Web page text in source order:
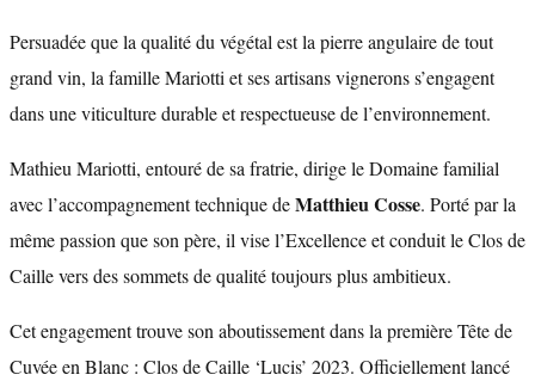
Persuadée que la qualité du végétal est la pierre angulaire de tout
grand vin, la famille Mariotti et ses artisans vignerons s’engagent
dans une viticulture durable et respectueuse de l’environnement.
Mathieu Mariotti, entouré de sa fratrie, dirige le Domaine familial
avec l’accompagnement technique deMatthieu Cosse. Porté par la
même passion que son père, il vise l’Excellence et conduit le Clos de
Caille vers des sommets de qualité toujours plus ambitieux.
Cet engagement trouve son aboutissement dans la première Tête de
Cuvée en Blanc : Clos de Caille ‘Lucis’ 2023. Officiellement lancé